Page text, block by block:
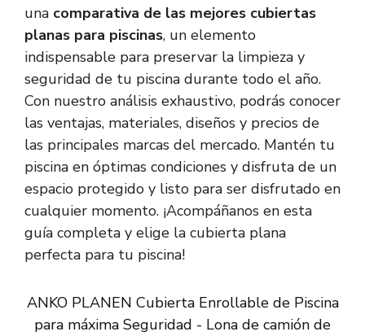
una comparativa de las mejores cubiertas
planas para piscinas, un elemento
indispensable para preservar la limpieza y
seguridad de tu piscina durante todo el año.
Con nuestro análisis exhaustivo, podrás conocer
las ventajas, materiales, diseños y precios de
las principales marcas del mercado. Mantén tu
piscina en óptimas condiciones y disfruta de un
espacio protegido y listo para ser disfrutado en
cualquier momento. ¡Acompáñanos en esta
guía completa y elige la cubierta plana
perfecta para tu piscina!
ANKO PLANEN Cubierta Enrollable de Piscina
para máxima Seguridad - Lona de camión de